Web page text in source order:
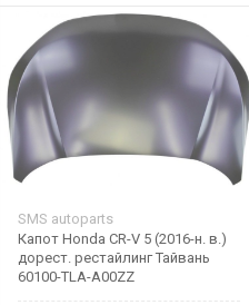
SMS autoparts
Капот Honda CR-V 5 (2016-н. в.)
дорест. рестайлинг Тайвань
60100-TLA-A00ZZ